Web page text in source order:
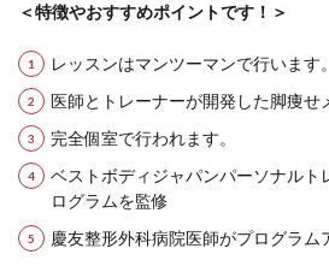
＜特徴やおすすめポイントです！＞
レッスンはマンツーマンで行います。
医師とトレーナーが開発した脚痩せ
完全個室で行われます。
ベストボディジャパンパーソナルト
ログラムを監修
慶友整形外科病院医師がプログラム